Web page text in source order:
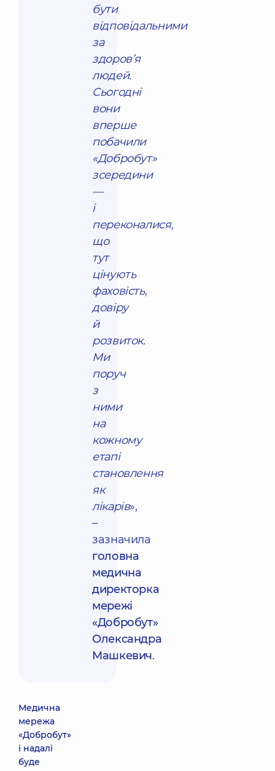
бути
відповідальними
за
здоров’я
людей.
Сьогодні
вони
вперше
побачили
«Добробут»
зсередини
—
і
переконалися,
що
тут
цінують
фаховість,
довіру
й
розвиток.
Ми
поруч
з
ними
на
кожному
етапі
становлення
як
лікарів»,
–
зазначила
головна
медична
директорка
мережі
«Добробут»
Олександра
Машкевич.
Медична
мережа
«Добробут»
і надалі
буде